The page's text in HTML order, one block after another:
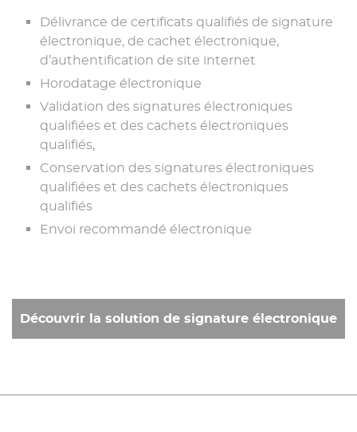
Délivrance de certificats qualifiés de signature
électronique, de cachet électronique,
d’authentification de site internet
Horodatage électronique
Validation des signatures électroniques
qualifiées et des cachets électroniques
qualifiés,
Conservation des signatures électroniques
qualifiées et des cachets électroniques
qualifiés
Envoi recommandé électronique
Découvrir la solution de signature électronique